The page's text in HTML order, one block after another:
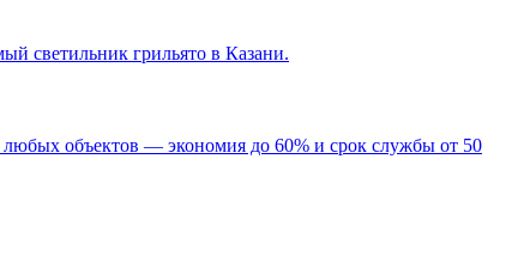
светильник грильято в Казани.
объектов — экономия до 60% и срок службы от 50